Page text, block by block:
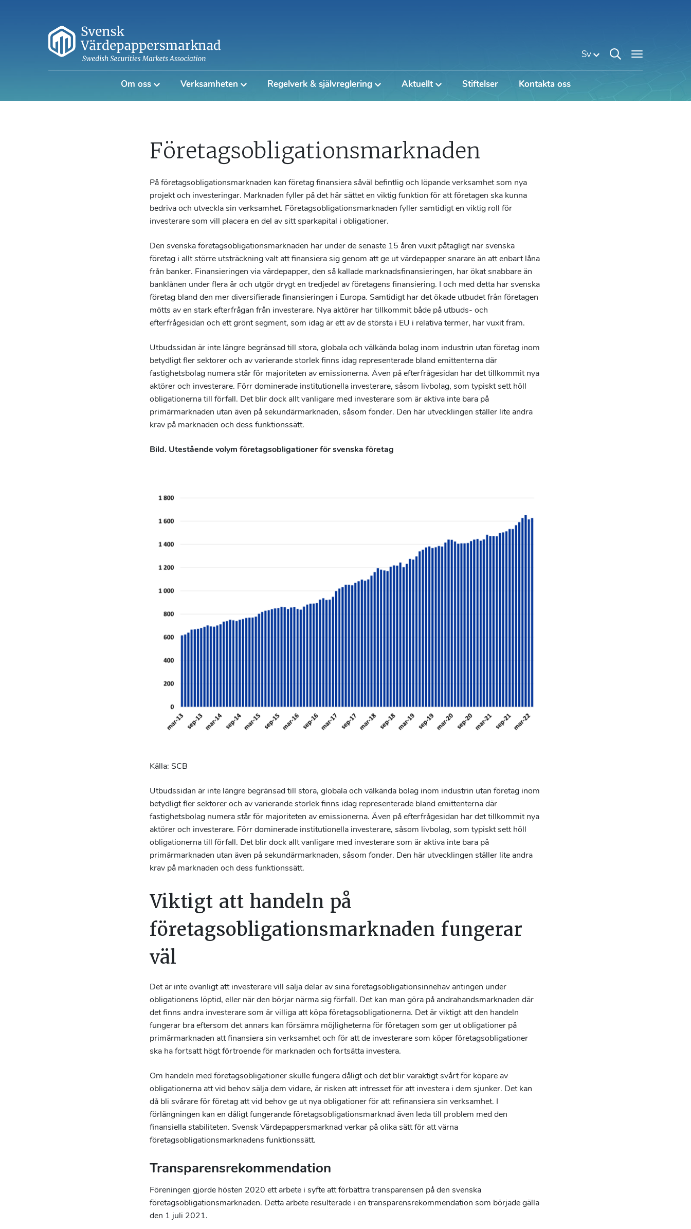
Sv
Om oss Verksamheten Regelverk & självreglering Aktuellt Stiftelser Kontakta oss
Företagsobligationsmarknaden
På företagsobligationsmarknaden kan företag finansiera såväl befintlig och löpande verksamhet som nya
projekt och investeringar. Marknaden fyller på det här sättet en viktig funktion för att företagen ska kunna
bedriva och utveckla sin verksamhet. Företagsobligationsmarknaden fyller samtidigt en viktig roll för
investerare som vill placera en del av sitt sparkapital i obligationer.
Den svenska företagsobligationsmarknaden har under de senaste 15 åren vuxit påtagligt när svenska
företag i allt större utsträckning valt att finansiera sig genom att ge ut värdepapper snarare än att enbart låna
från banker. Finansieringen via värdepapper, den så kallade marknadsfinansieringen, har ökat snabbare än
banklånen under flera år och utgör drygt en tredjedel av företagens finansiering. I och med detta har svenska
företag bland den mer diversifierade finansieringen i Europa. Samtidigt har det ökade utbudet från företagen
mötts av en stark efterfrågan från investerare. Nya aktörer har tillkommit både på utbuds- och
efterfrågesidan och ett grönt segment, som idag är ett av de största i EU i relativa termer, har vuxit fram.
Utbudssidan är inte längre begränsad till stora, globala och välkända bolag inom industrin utan företag inom
betydligt fler sektorer och av varierande storlek finns idag representerade bland emittenterna där
fastighetsbolag numera står för majoriteten av emissionerna. Även på efterfrågesidan har det tillkommit nya
aktörer och investerare. Förr dominerade institutionella investerare, såsom livbolag, som typiskt sett höll
obligationerna till förfall. Det blir dock allt vanligare med investerare som är aktiva inte bara på
primärmarknaden utan även på sekundärmarknaden, såsom fonder. Den här utvecklingen ställer lite andra
krav på marknaden och dess funktionssätt.
Bild. Utestående volym företagsobligationer för svenska företag
Källa: SCB
Utbudssidan är inte längre begränsad till stora, globala och välkända bolag inom industrin utan företag inom
betydligt fler sektorer och av varierande storlek finns idag representerade bland emittenterna där
fastighetsbolag numera står för majoriteten av emissionerna. Även på efterfrågesidan har det tillkommit nya
aktörer och investerare. Förr dominerade institutionella investerare, såsom livbolag, som typiskt sett höll
obligationerna till förfall. Det blir dock allt vanligare med investerare som är aktiva inte bara på
primärmarknaden utan även på sekundärmarknaden, såsom fonder. Den här utvecklingen ställer lite andra
krav på marknaden och dess funktionssätt.
Viktigt att handeln på
företagsobligationsmarknaden fungerar
väl
Det är inte ovanligt att investerare vill sälja delar av sina företagsobligationsinnehav antingen under
obligationens löptid, eller när den börjar närma sig förfall. Det kan man göra på andrahandsmarknaden där
det finns andra investerare som är villiga att köpa företagsobligationerna. Det är viktigt att den handeln
fungerar bra eftersom det annars kan försämra möjligheterna för företagen som ger ut obligationer på
primärmarknaden att finansiera sin verksamhet och för att de investerare som köper företagsobligationer
ska ha fortsatt högt förtroende för marknaden och fortsätta investera.
Om handeln med företagsobligationer skulle fungera dåligt och det blir varaktigt svårt för köpare av
obligationerna att vid behov sälja dem vidare, är risken att intresset för att investera i dem sjunker. Det kan
då bli svårare för företag att vid behov ge ut nya obligationer för att refinansiera sin verksamhet. I
förlängningen kan en dåligt fungerande företagsobligationsmarknad även leda till problem med den
finansiella stabiliteten. Svensk Värdepappersmarknad verkar på olika sätt för att värna
företagsobligationsmarknadens funktionssätt.
Transparensrekommendation
Föreningen gjorde hösten 2020 ett arbete i syfte att förbättra transparensen på den svenska
företagsobligationsmarknaden. Detta arbete resulterade i en transparensrekommendation som började gälla
den 1 juli 2021.